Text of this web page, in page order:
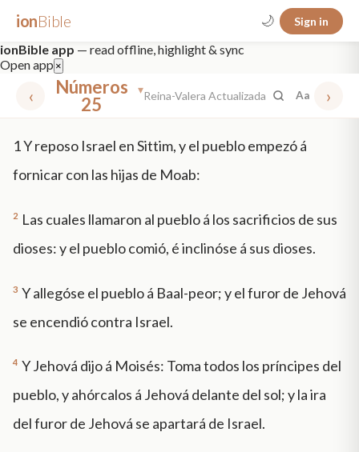
ionBible 🌙 Sign in
ionBible app — read offline, highlight & sync
Open app ×
‹
Números
25
▾Reina-Valera Actualizada Aa ›
✕
mt 5 nt faith "peace that passeth"
1Y reposo Israel en Sittim, y el pueblo empezó á
fornicar con las hijas de Moab:
2 Las cuales llamaron al pueblo á los sacrificios de sus
dioses: y el pueblo comió, é inclinóse á sus dioses.
3 Y allegóse el pueblo á Baal-peor; y el furor de Jehová
se encendió contra Israel.
4 Y Jehová dijo á Moisés: Toma todos los príncipes del
pueblo, y ahórcalos á Jehová delante del sol; y la ira
del furor de Jehová se apartará de Israel.